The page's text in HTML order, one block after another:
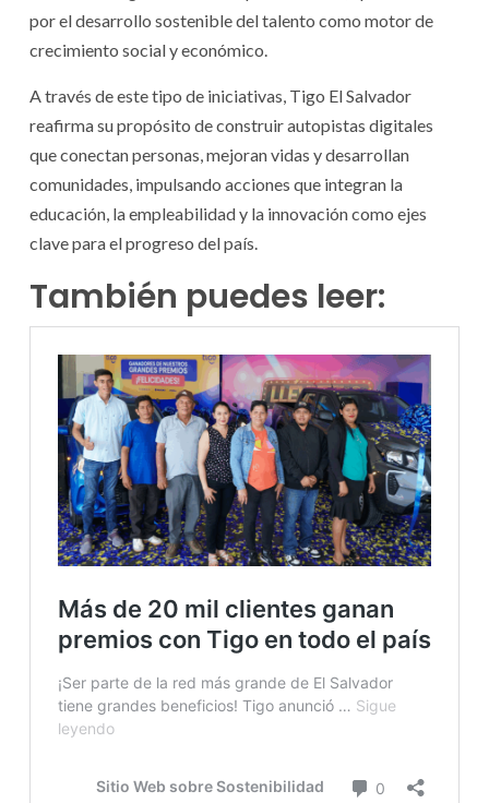
por el desarrollo sostenible del talento como motor de
crecimiento social y económico.
A través de este tipo de iniciativas, Tigo El Salvador
reafirma su propósito de construir autopistas digitales
que conectan personas, mejoran vidas y desarrollan
comunidades, impulsando acciones que integran la
educación, la empleabilidad y la innovación como ejes
clave para el progreso del país.
También puedes leer: